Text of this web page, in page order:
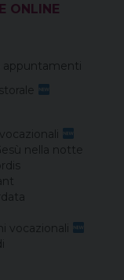
ONLINE
appuntamenti
nella notte
vocazionali